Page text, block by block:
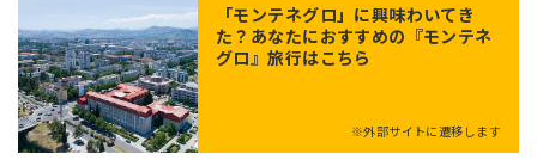
「モンテネグロ 」に興味わいてき
た？あなたにおすすめの『モンテネ
グロ』旅行はこちら
※外部サイトに遷移します